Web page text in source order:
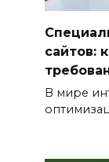
сайтов:
В мире